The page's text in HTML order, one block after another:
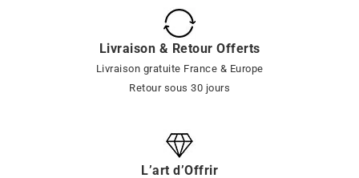
Livraison & Retour Offerts
Livraison gratuite France & Europe
Retour sous 30 jours
L’art d’Offrir